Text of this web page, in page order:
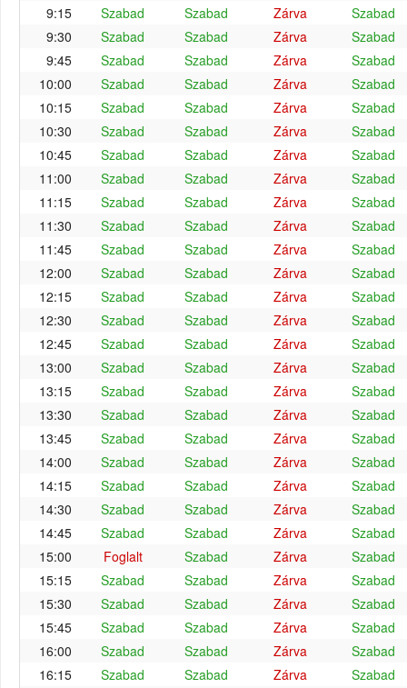
9:15
Szabad Szabad Zárva
Szabad
9:30
Szabad Szabad Zárva
Szabad
9:45
Szabad Szabad Zárva
Szabad
10:00
Szabad Szabad Zárva
Szabad
10:15
Szabad Szabad Zárva
Szabad
10:30
Szabad Szabad Zárva
Szabad
10:45
Szabad Szabad Zárva
Szabad
11:00
Szabad Szabad Zárva
Szabad
11:15
Szabad Szabad Zárva
Szabad
11:30
Szabad Szabad Zárva
Szabad
11:45
Szabad Szabad Zárva
Szabad
12:00
Szabad Szabad Zárva
Szabad
12:15
Szabad Szabad Zárva
Szabad
12:30
Szabad Szabad Zárva
Szabad
12:45
Szabad Szabad Zárva
Szabad
13:00
Szabad Szabad Zárva
Szabad
13:15
Szabad Szabad Zárva
Szabad
13:30
Szabad Szabad Zárva
Szabad
13:45
Szabad Szabad Zárva
Szabad
14:00
Szabad Szabad Zárva
Szabad
14:15
Szabad Szabad Zárva
Szabad
14:30
Szabad Szabad Zárva
Szabad
14:45
Szabad Szabad Zárva
Szabad
15:00
Foglalt Szabad Zárva
Szabad
15:15
Szabad Szabad Zárva
Szabad
15:30
Szabad Szabad Zárva
Szabad
15:45
Szabad Szabad Zárva
Szabad
16:00
Szabad Szabad Zárva
Szabad
16:15
Szabad Szabad Zárva Szabad